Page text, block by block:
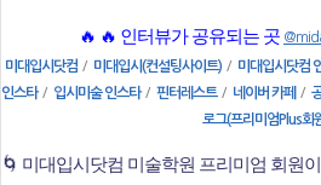
🔥 🔥 인터뷰가 공유되는 곳
미대입시닷컴 / 미대입시(컨설팅사이트) / 미대입시닷컴
인스타/ 입시미술 인스타/ 핀터레스트/ 네이버 카페 /
로그(프리미엄Plus회
🌀 미대입시닷컴 미술학원 프리미엄 회원